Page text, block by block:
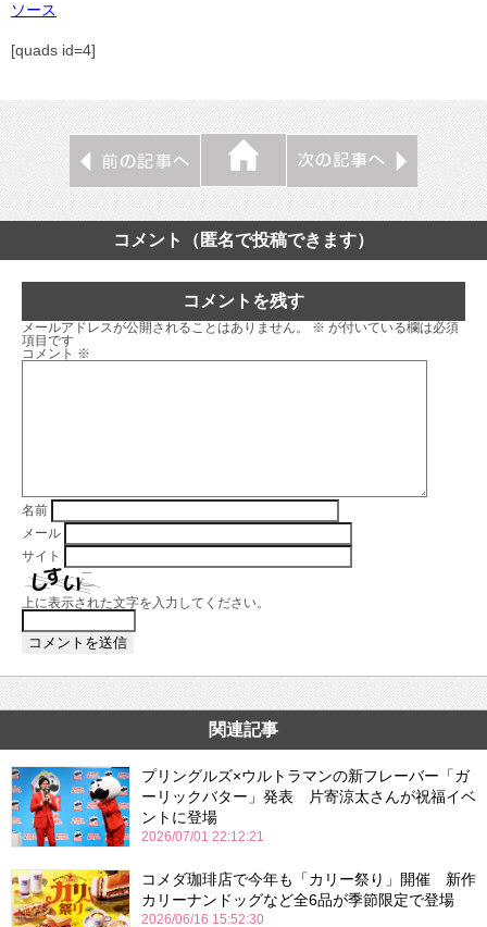
ソース
[quads id=4]
コメント（匿名で投稿できます）
コメントを残す
メールアドレスが公開されることはありません。 ※ が付いている欄は必須
項目です
コメント ※
名前
メール
サイト
上に表示された文字を入力してください。
関連記事
プリングルズ×ウルトラマンの新フレーバー「ガ
ーリックバター」発表 片寄涼太さんが祝福イベ
ントに登場
2026/07/01 22:12:21
コメダ珈琲店で今年も「カリー祭り」開催 新作
カリーナンドッグなど全6品が季節限定で登場
2026/06/16 15:52:30